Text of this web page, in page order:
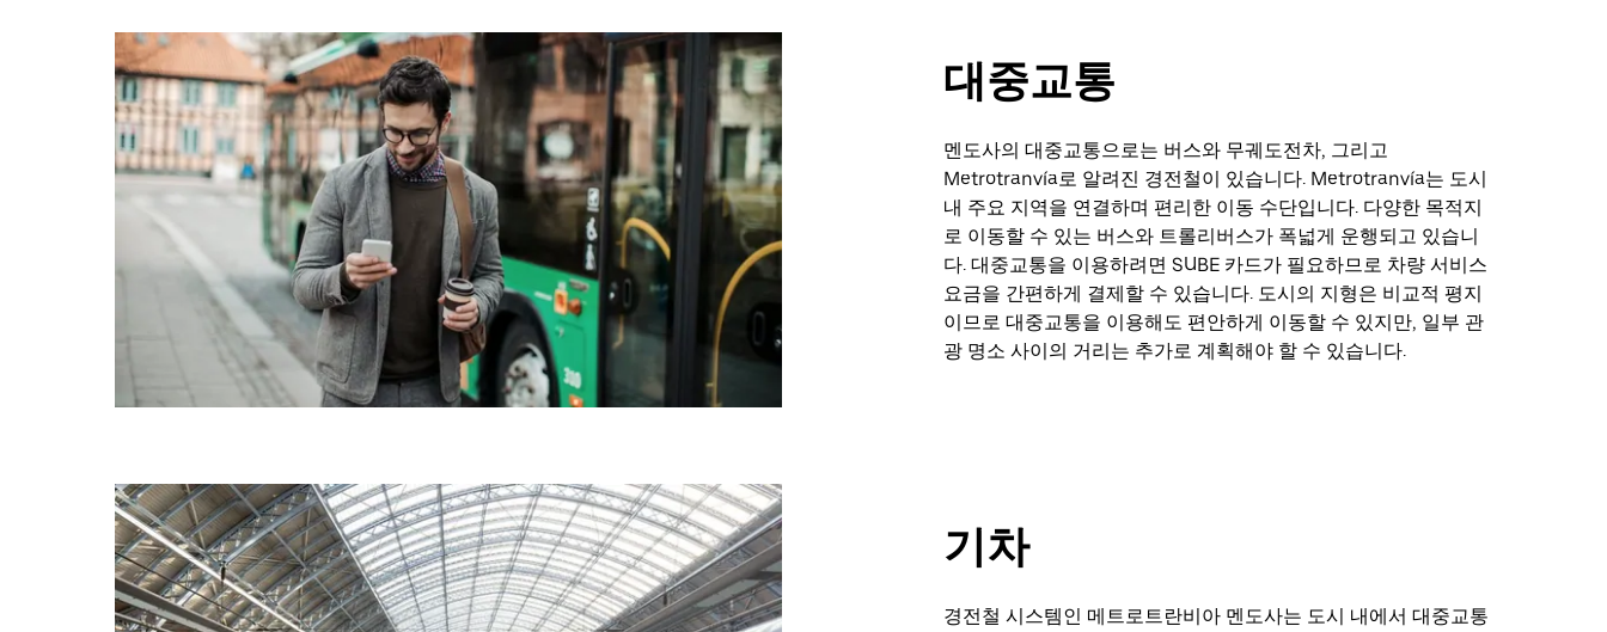
대중교통
멘도사의 대중교통으로는 버스와 무궤도전차, 그리고
Metrotranvía로 알려진 경전철이 있습니다. Metrotranvía는 도시
내 주요 지역을 연결하며 편리한 이동 수단입니다. 다양한 목적지
로 이동할 수 있는 버스와 트롤리버스가 폭넓게 운행되고 있습니
다. 대중교통을 이용하려면 SUBE 카드가 필요하므로 차량 서비스
요금을 간편하게 결제할 수 있습니다. 도시의 지형은 비교적 평지
이므로 대중교통을 이용해도 편안하게 이동할 수 있지만, 일부 관
광 명소 사이의 거리는 추가로 계획해야 할 수 있습니다.
기차
경전철 시스템인 메트로트란비아 멘도사는 도시 내에서 대중교통